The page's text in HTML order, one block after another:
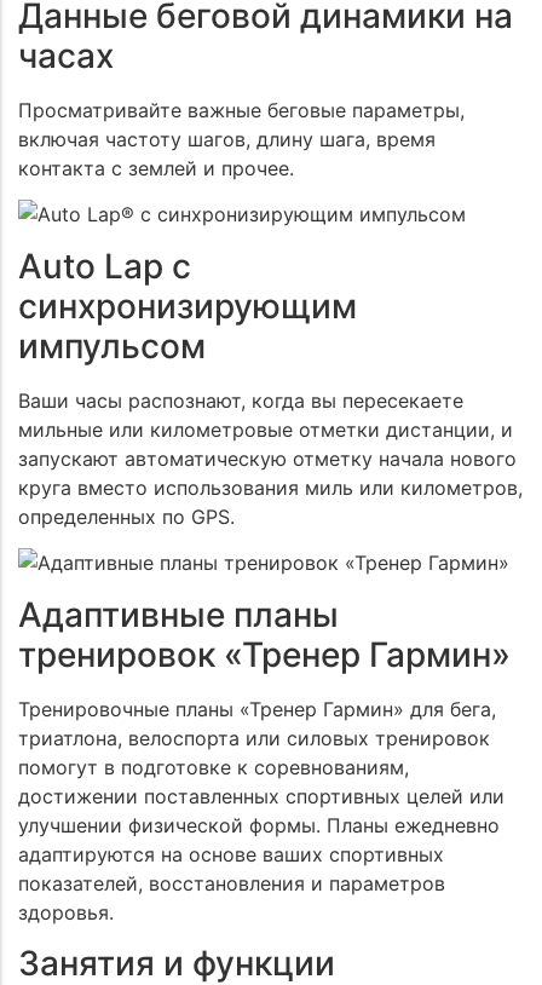
Данные беговой динамики на
часах
Просматривайте важные беговые параметры,
включая частоту шагов, длину шага, время
контакта с землей и прочее.
Auto Lap с
синхронизирующим
импульсом
Ваши часы распознают, когда вы пересекаете
мильные или километровые отметки дистанции, и
запускают автоматическую отметку начала нового
круга вместо использования миль или километров,
определенных по GPS.
Адаптивные планы
тренировок «Тренер Гармин»
Тренировочные планы «Тренер Гармин» для бега,
триатлона, велоспорта или силовых тренировок
помогут в подготовке к соревнованиям,
достижении поставленных спортивных целей или
улучшении физической формы. Планы ежедневно
адаптируются на основе ваших спортивных
показателей, восстановления и параметров
здоровья.
Занятия и функции
данных
ОТПРАВИТЬ
Даю согласие на обработку
Даю согласие на обработкумоих персональных
данных
ОТПРАВИТЬ